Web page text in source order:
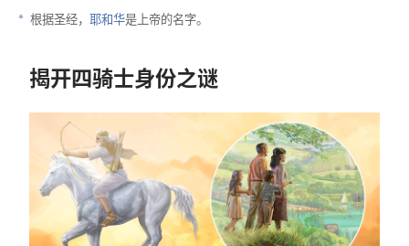
a 根据圣经， 耶和华是 上帝的名字。
揭开四骑士身份之谜